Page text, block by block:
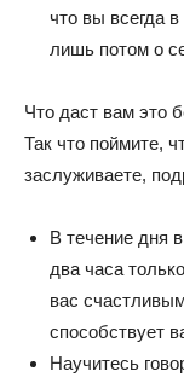
что вы всегда
лишь потом о
Что даст вам это
Так что поймите,
заслуживаете,
В течение дня
два часа
вас
способствует
Научитесь